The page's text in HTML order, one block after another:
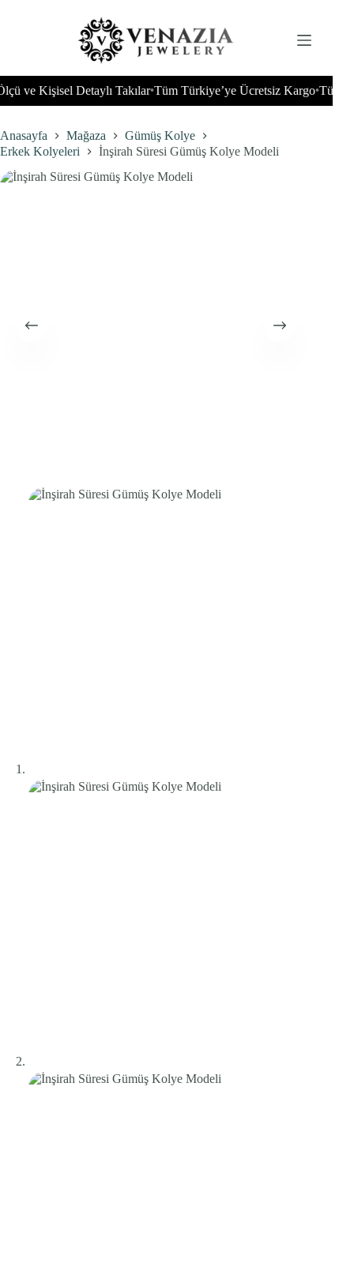
Kişisel Detaylı Takılar•Tüm Türkiye’ye Ücretsiz Kargo•Tüm
Anasayfa Mağaza
Gümüş Kolye
Erkek Kolyeleri
İnşirah Süresi Gümüş Kolye Modeli